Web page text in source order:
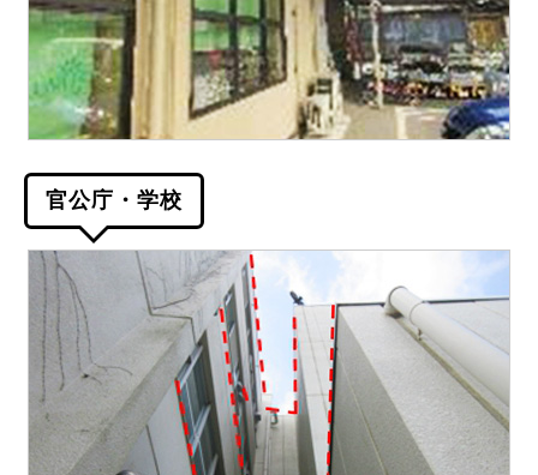
官公庁・学校